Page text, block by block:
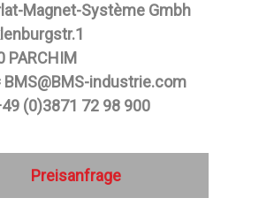
Magnet-Système Gmbh
PARCHIM
BMS@BMS-industrie.com
(0)3871 72 98 900
Preisanfrage